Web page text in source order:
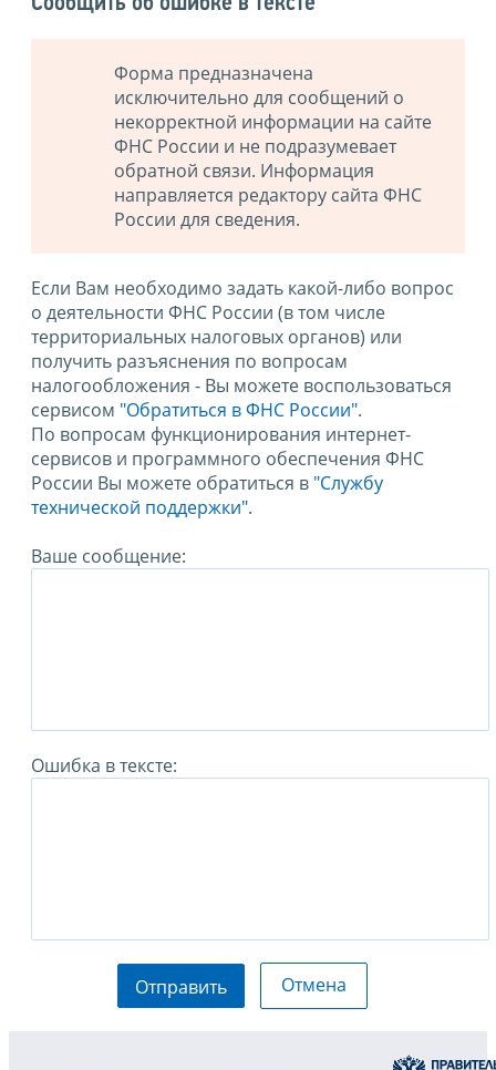
Форма предназначена
исключительно для сообщений о
некорректной информации на сайте
ФНС России и не подразумевает
обратной связи. Информация
направляется редактору сайта ФНС
России для сведения.
Если Вам необходимо задать какой-либо вопрос
о деятельности ФНС России (в том числе
территориальных налоговых органов) или
получить разъяснения по вопросам
налогообложения - Вы можете воспользоваться
сервисом "Обратиться в ФНС России".
По вопросам функционирования интернет-
сервисов и программного обеспечения ФНС
России Вы можете обратиться в "Службу
технической поддержки".
Ваше сообщение:
Ошибка в тексте:
Отправить Отмена